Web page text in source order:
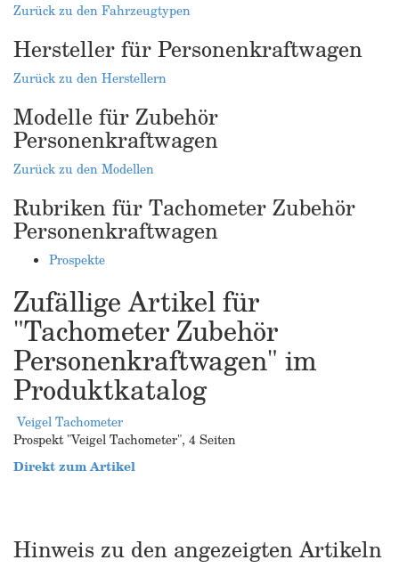
Zurück zu den Fahrzeugtypen
Hersteller für Personenkraftwagen
Zurück zu den Herstellern
Modelle für Zubehör
Personenkraftwagen
Zurück zu den Modellen
Rubriken für Tachometer Zubehör
Personenkraftwagen
Prospekte
Zufällige Artikel für
"Tachometer Zubehör
Personenkraftwagen" im
Produktkatalog
Veigel Tachometer
Prospekt "Veigel Tachometer", 4 Seiten
Direkt zum Artikel
Hinweis zu den angezeigten Artikeln